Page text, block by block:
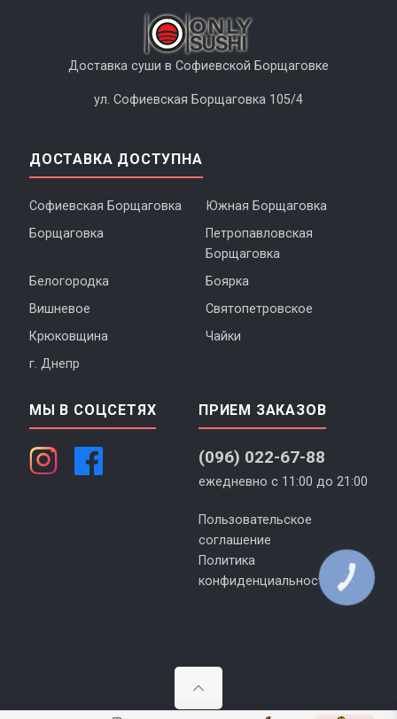
Доставка суши в Софиевской Борщаговке
ул. Софиевская Борщаговка 105/4
ДОСТАВКА ДОСТУПНА
Софиевская Борщаговка
Южная Борщаговка
Борщаговка
Петропавловская
Борщаговка
Белогородка
Боярка
Вишневое
Святопетровское
Крюковщина
Чайки
г. Днепр
МЫ В СОЦСЕТЯХ ПРИЕМ ЗАКАЗОВ
(096) 022-67-88
ежедневно с 11:00 до 21:00
Пользовательское
соглашение
Политика
конфиденциальности
КНОПКА
ЗВ'ЯЗКУ